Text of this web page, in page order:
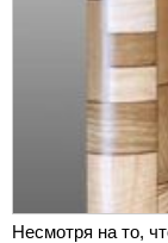
Несмотря на то,